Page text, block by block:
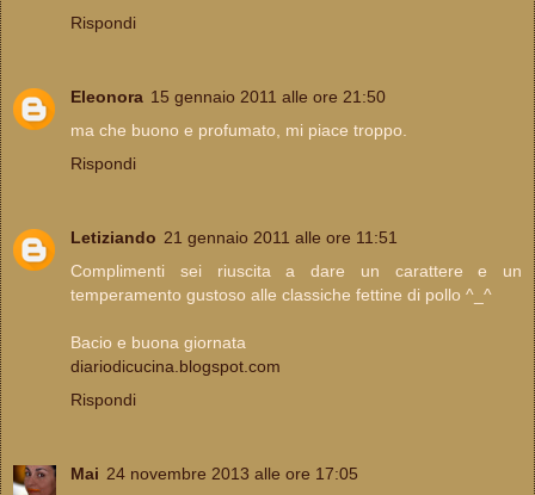
Rispondi
Eleonora 15 gennaio 2011 alle ore 21:50
ma che buono e profumato, mi piace troppo.
Rispondi
Letiziando 21 gennaio 2011 alle ore 11:51
Complimenti sei riuscita a dare un carattere e un
temperamento gustoso alle classiche fettine di pollo ^_^
Bacio e buona giornata
diariodicucina.blogspot.com
Rispondi
Mai 24 novembre 2013 alle ore 17:05